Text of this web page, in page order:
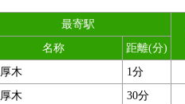
最寄駅
名称
距離(分)
木 1分
木 30分